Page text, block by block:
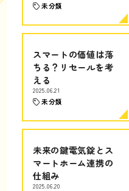
未分類
スマートの価値は落
ちる？リセールを考
える
2025.06.21
未分類
未来の鍵電気錠とス
マートホーム連携の
仕組み
2025.06.20